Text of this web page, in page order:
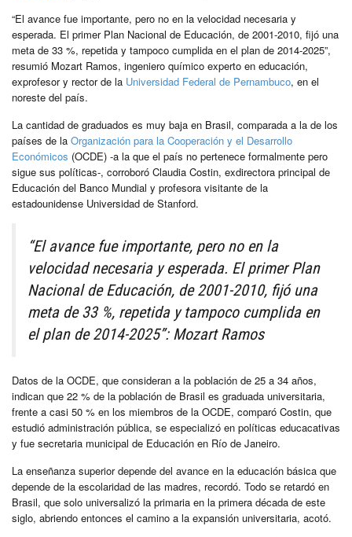
“El avance fue importante, pero no en la velocidad necesaria y
esperada. El primer Plan Nacional de Educación, de 2001-2010, fijó una
meta de 33 %, repetida y tampoco cumplida en el plan de 2014-2025”,
resumió Mozart Ramos, ingeniero químico experto en educación,
exprofesor y rector de la Universidad Federal de Pernambuco, en el
noreste del país.
La cantidad de graduados es muy baja en Brasil, comparada a la de los
países de la Organización para la Cooperación y el Desarrollo
Económicos (OCDE) -a la que el país no pertenece formalmente pero
sigue sus políticas-, corroboró Claudia Costin, exdirectora principal de
Educación del Banco Mundial y profesora visitante de la
estadounidense Universidad de Stanford.
“El avance fue importante, pero no en la
velocidad necesaria y esperada. El primer Plan
Nacional de Educación, de 2001-2010, fijó una
meta de 33 %, repetida y tampoco cumplida en
el plan de 2014-2025”: Mozart Ramos
Datos de la OCDE, que consideran a la población de 25 a 34 años,
indican que 22 % de la población de Brasil es graduada universitaria,
frente a casi 50 % en los miembros de la OCDE, comparó Costin, que
estudió administración pública, se especializó en políticas educacativas
y fue secretaria municipal de Educación en Río de Janeiro.
La enseñanza superior depende del avance en la educación básica que
depende de la escolaridad de las madres, recordó. Todo se retardó en
Brasil, que solo universalizó la primaria en la primera década de este
siglo, abriendo entonces el camino a la expansión universitaria, acotó.